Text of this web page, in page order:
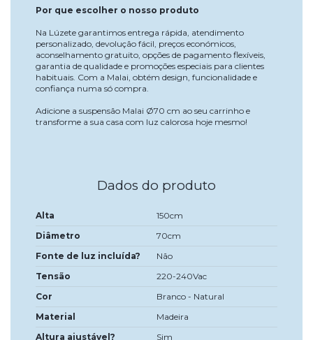
Por que escolher o nosso produto
Na Lúzete garantimos entrega rápida, atendimento
personalizado, devolução fácil, preços económicos,
aconselhamento gratuito, opções de pagamento flexíveis,
garantia de qualidade e promoções especiais para clientes
habituais. Com a Malai, obtém design, funcionalidade e
confiança numa só compra.
Adicione a suspensão Malai Ø70 cm ao seu carrinho e
transforme a sua casa com luz calorosa hoje mesmo!
Dados do produto
Alta
150cm
Diâmetro
70cm
Fonte de luz incluída?
Não
Tensão
220-240Vac
Cor
Branco - Natural
Material
Madeira
Altura ajustável?
Sim